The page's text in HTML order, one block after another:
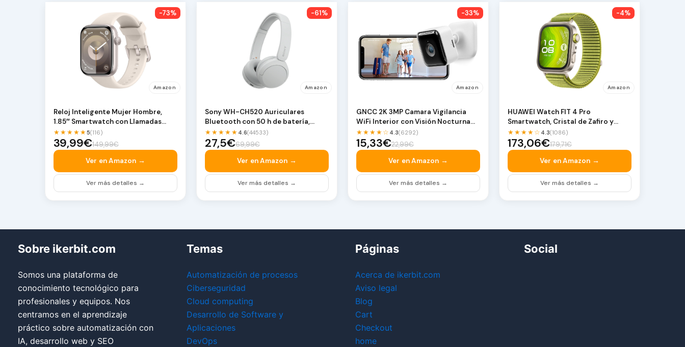
-73%
Amazon
Reloj Inteligente Mujer Hombre,
1.85″ Smartwatch con Llamadas
Bluetooth, …
★★★★★5(116)
39,99€149,99€
Ver en Amazon →
Ver más detalles →
-61%
Amazon
Sony WH-CH520 Auriculares
Bluetooth con 50 h de batería,
sonido DSEE y micrófon…
★★★★★ 4.6(44533)
27,5€69,99€
Ver en Amazon →
Ver más detalles →
-33%
Amazon
GNCC 2K 3MP Camara Vigilancia
WiFi Interior con Visión Nocturna
Infrarroja | Mo…
★★★★☆ 4.3(6292)
15,33€22,99€
Ver en Amazon →
Ver más detalles →
-4%
Amazon
HUAWEI Watch FIT 4 Pro
Smartwatch, Cristal de Zafiro y
Titanio, Verde | Reloj I…
★★★★☆ 4.3(1086)
173,06€179,71€
Ver en Amazon →
Ver más detalles →
Sobre ikerbit.com
Somos una plataforma de
conocimiento tecnológico para
profesionales y equipos. Nos
centramos en el aprendizaje
práctico sobre automatización con
IA, desarrollo web y SEO
Temas
Automatización de procesos
Ciberseguridad
Cloud computing
Desarrollo de Software y
Aplicaciones
DevOps
Páginas
Acerca de ikerbit.com
Aviso legal
Blog
Cart
Checkout
home
Social